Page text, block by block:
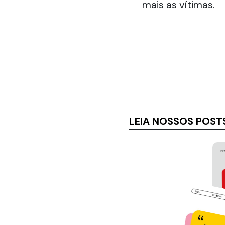
mais as vítimas.
LEIA NOSSOS